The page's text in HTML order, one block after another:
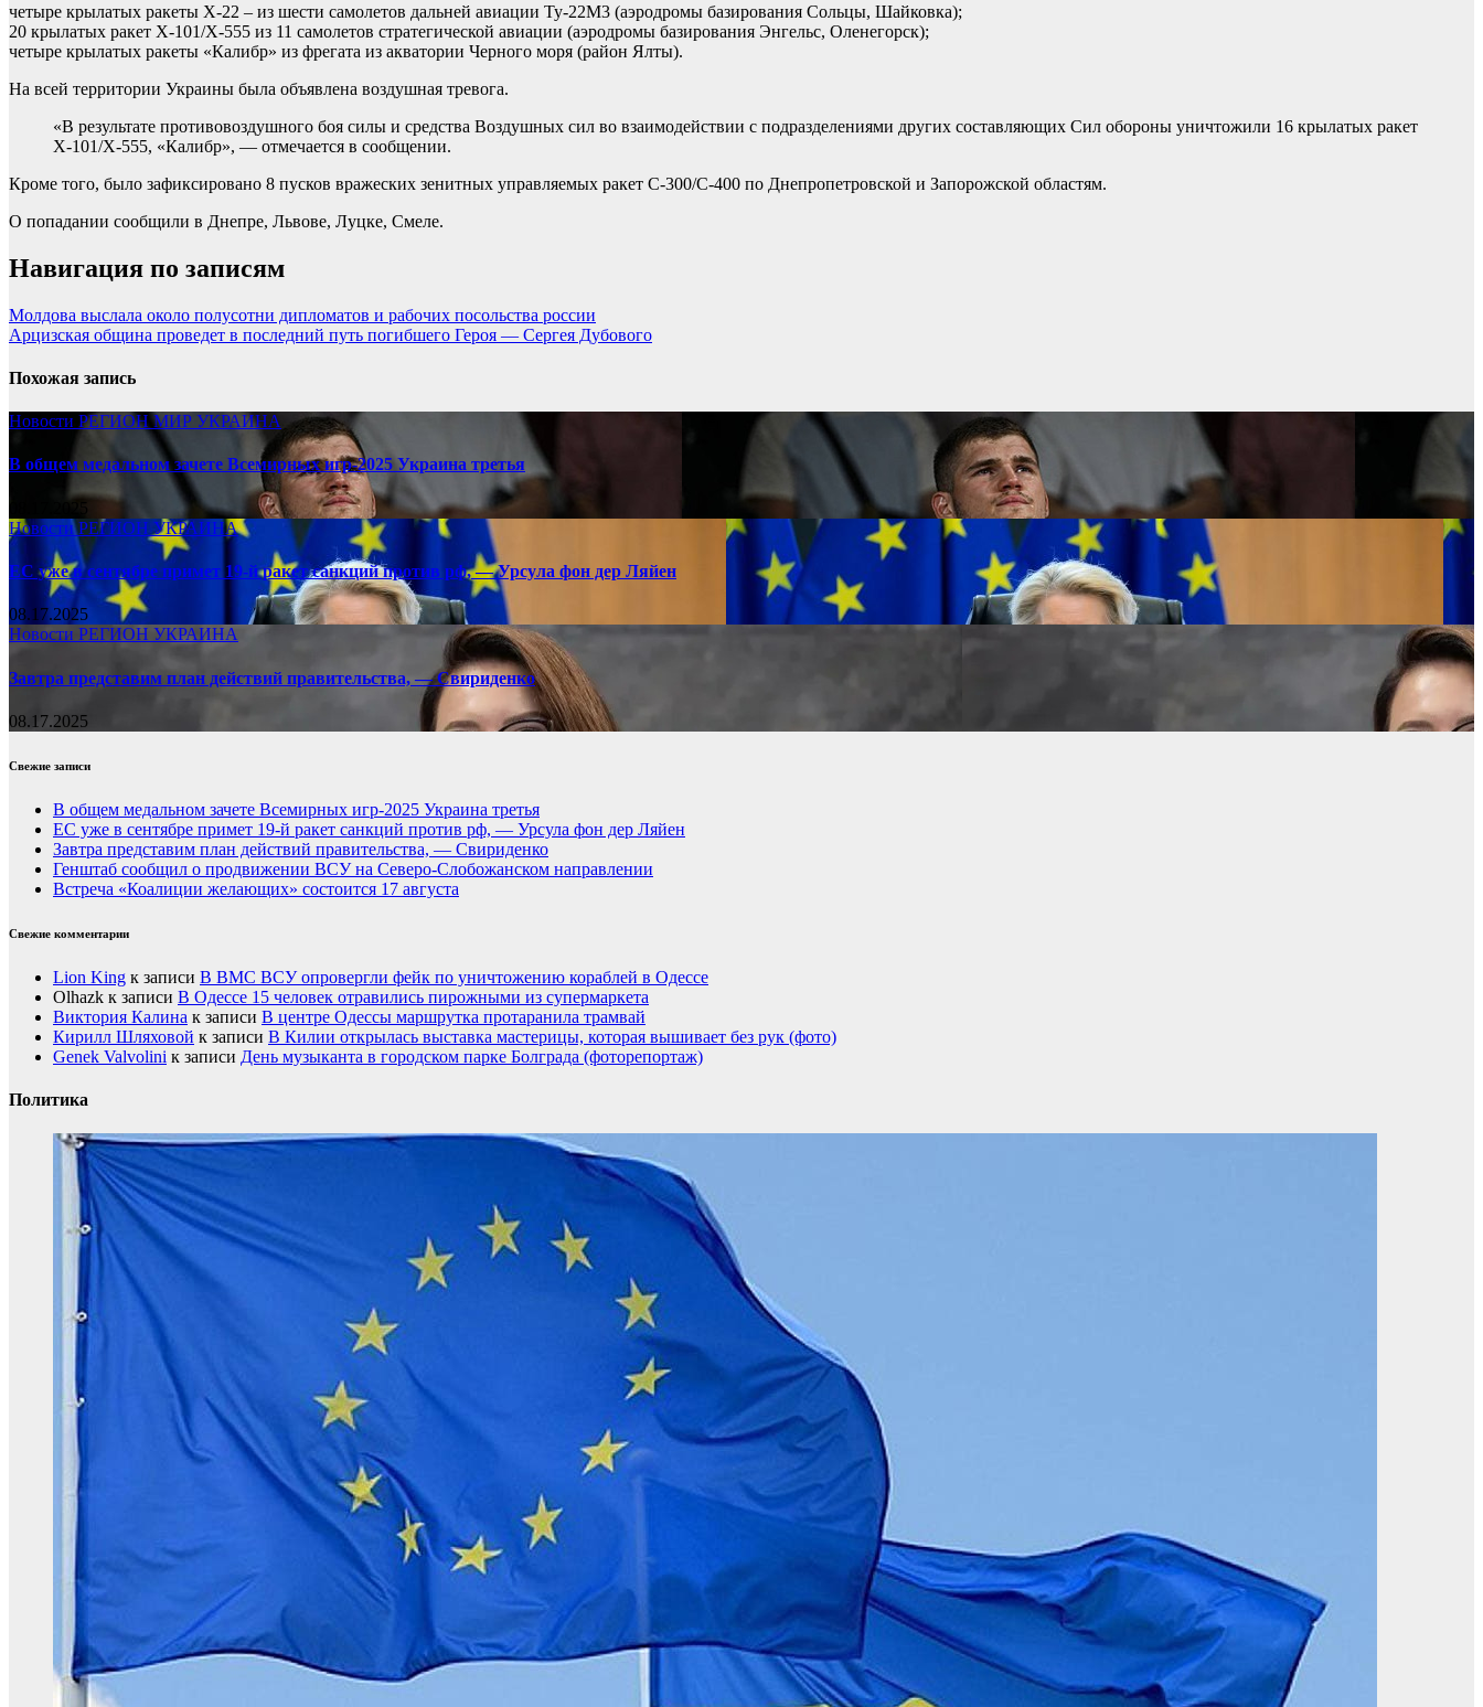
четыре крылатых ракеты Х-22 – из шести самолетов дальней авиации Ту-22М3 (аэродромы базирования Сольцы, Шайковка);
20 крылатых ракет Х-101/Х-555 из 11 самолетов стратегической авиации (аэродромы базирования Энгельс, Оленегорск);
четыре крылатых ракеты «Калибр» из фрегата из акватории Черного моря (район Ялты).
На всей территории Украины была объявлена воздушная тревога.
«В результате противовоздушного боя силы и средства Воздушных сил во взаимодействии с подразделениями других составляющих Сил обороны уничтожили 16 крылатых ракет
Х-101/Х-555, «Калибр», — отмечается в сообщении.
Кроме того, было зафиксировано 8 пусков вражеских зенитных управляемых ракет С-300/С-400 по Днепропетровской и Запорожской областям.
О попадании сообщили в Днепре, Львове, Луцке, Смеле.
Навигация по записям
Молдова выслала около полусотни дипломатов и рабочих посольства россии
Арцизская община проведет в последний путь погибшего Героя — Сергея Дубового
Похожая запись
Новости РЕГИОНМИР УКРАИНА
В общем медальном зачете Всемирных игр-2025 Украина третья
08.17.2025
НовостиРЕГИОНУКРАИНА
ЕС уже в сентябре примет 19-й ракет санкций против рф, — Урсула фон дер Ляйен
08.17.2025
Новости РЕГИОН УКРАИНА
Завтра представим план действий правительства, — Свириденко
08.17.2025
Свежие записи
В общем медальном зачете Всемирных игр-2025 Украина третья
ЕС уже в сентябре примет 19-й ракет санкций против рф, — Урсула фон дер Ляйен
Завтра представим план действий правительства, — Свириденко
Генштаб сообщил о продвижении ВСУ на Северо-Слобожанском направлении
Встреча «Коалиции желающих» состоится 17 августа
Свежие комментарии
Lion King к записи В ВМС ВСУ опровергли фейк по уничтожению кораблей в Одессе
Olhazk к записи В Одессе 15 человек отравились пирожными из супермаркета
Виктория Калина к записи В центре Одессы маршрутка протаранила трамвай
Кирилл Шляховой к записи В Килии открылась выставка мастерицы, которая вышивает без рук (фото)
Genek Valvolini к записи День музыканта в городском парке Болграда (фоторепортаж)
Политика